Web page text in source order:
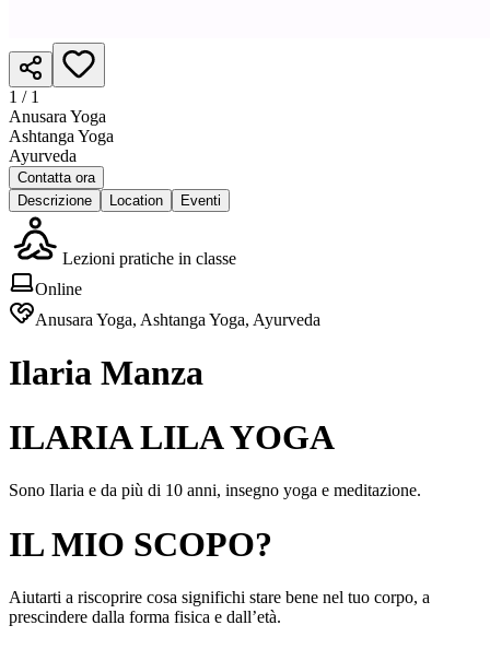
1 / 1
Anusara Yoga
Ashtanga Yoga
Ayurveda
Contatta ora
Descrizione
Location Eventi
Lezioni pratiche in classe
Online
Anusara Yoga, Ashtanga Yoga, Ayurveda
Ilaria Manza
ILARIA LILA YOGA
Sono Ilaria e da più di 10 anni, insegno yoga e meditazione.
IL MIO SCOPO?
Aiutarti a riscoprire cosa significhi stare bene nel tuo corpo, a
prescindere dalla forma fisica e dall’età.